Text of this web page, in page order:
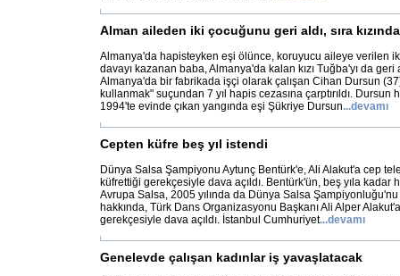
Alman aileden iki çocuğunu geri aldı, sıra kızında
Almanya'da hapisteyken eşi ölünce, koruyucu aileye verilen
davayı kazanan baba, Almanya'da kalan kızı Tuğba'yı da geri
Almanya'da bir fabrikada işçi olarak çalışan Cihan Dursun
kullanmak" suçundan 7 yıl hapis cezasına çarptırıldı. Dursun
1994'te evinde çıkan yangında eşi Şükriye Dursun...devamı
Cepten küfre beş yıl istendi
Dünya Salsa Şampiyonu Aytunç Bentürk'e, Ali Alakut'a cep
küfrettiği gerekçesiyle dava açıldı. Bentürk'ün, beş yıla kadar
Avrupa Salsa, 2005 yılında da Dünya Salsa
hakkında, Türk Dans Organizasyonu Başkanı Ali Alper
gerekçesiyle dava açıldı. İstanbul Cumhuriyet...devamı
Genelevde çalışan kadınlar iş yavaşlatacak